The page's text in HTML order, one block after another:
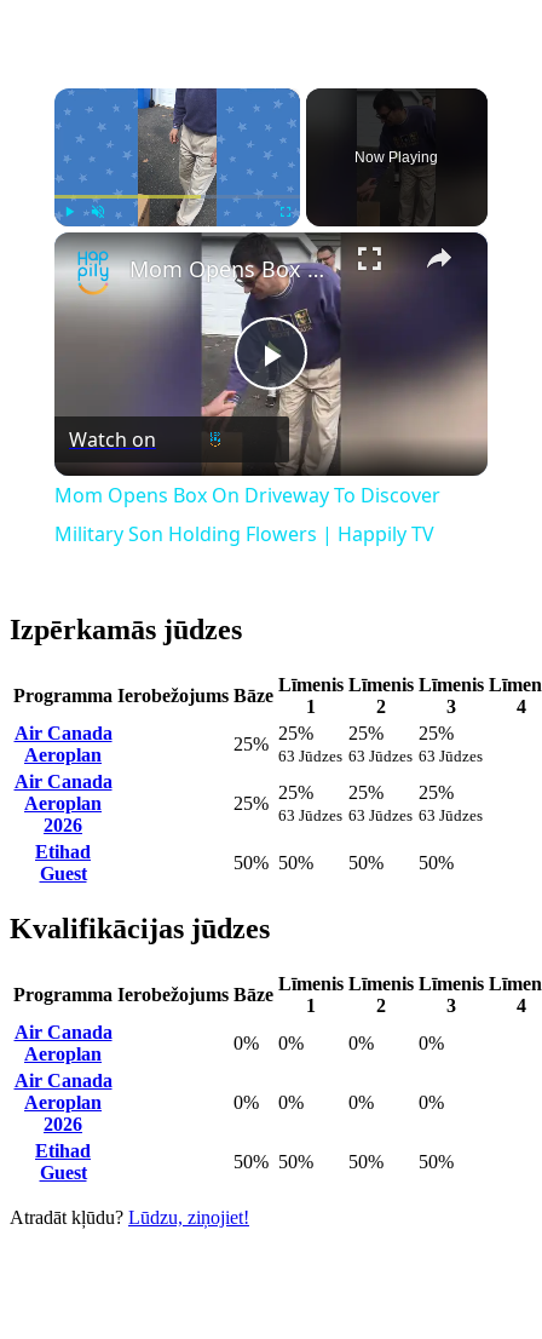
×
Fullscreen
Now Playing
×
Play
Video
Mom Opens Box On Driveway To Discover Military Son Holding Flowers | Happily TV
Watch on
Mom Opens Box On Driveway To Discover
Military Son Holding Flowers | Happily TV
Izpērkamās jūdzes
Programma Ierobežojums Bāze
Līmenis
1
Līmenis
2
Līmenis
3
4
Air Canada
Aeroplan
25%
25%
63 Jūdzes
25%
63 Jūdzes
25%
63 Jūdzes
Air Canada
Aeroplan
2026
25%
25%
63 Jūdzes
25%
63 Jūdzes
25%
63 Jūdzes
Etihad
Guest
50% 50% 50% 50%
Kvalifikācijas jūdzes
Programma Ierobežojums Bāze
Līmenis
1
Līmenis
2
Līmenis
3
4
Air Canada
Aeroplan
0% 0% 0%
0%
Air Canada
Aeroplan
2026
0% 0% 0% 0%
Etihad
Guest
50% 50% 50% 50%
Atradāt kļūdu? Lūdzu, ziņojiet!